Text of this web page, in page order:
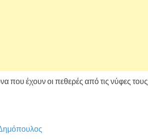
που έχουν οι πεθερές από τις νύφες τους